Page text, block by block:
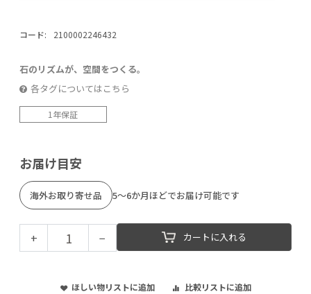
コード: 2100002246432
石のリズムが、空間をつくる。
各タグについてはこちら
1年保証
お届け目安
海外お取り寄せ品 5～6か月ほどでお届け可能です
+ − カートに入れる
ほしい物リストに追加 比較リストに追加